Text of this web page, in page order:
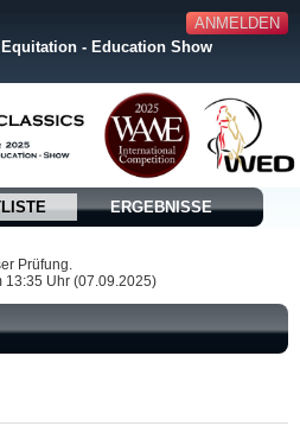
ANMELDEN
- Education Show
ERGEBNISSE
Prüfung.
13:35 Uhr (07.09.2025)